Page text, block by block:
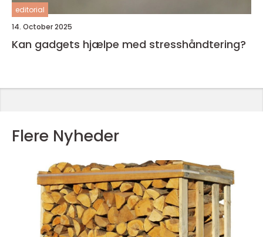
editorial
14. October 2025
Kan gadgets hjælpe med stresshåndtering?
Flere Nyheder